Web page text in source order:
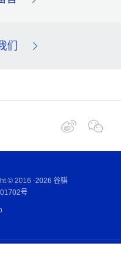
们
© 2016 -2026 谷骐
号